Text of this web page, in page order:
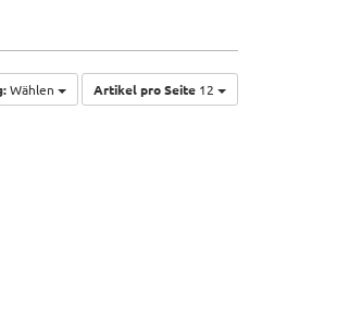
Wählen Artikel pro Seite 12